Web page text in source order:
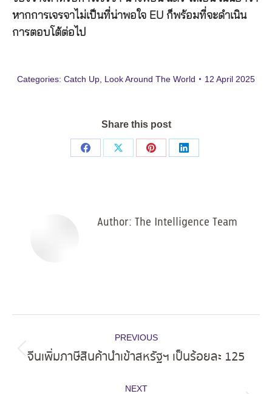
หากการเจรจาไม่เป็นที่น่าพอใจ EU ก็พร้อมที่จะดำเนิน
การตอบโต้ต่อไป
Categories: Catch Up Look Around The World 12 April 2025
Share this post
Share
Share
Share
Share
Author: The Intelligence Team
navigation
PREVIOUS
Previous
จีนเพิ่มภาษีสินค้านำเข้าสหรัฐฯ เป็นร้อยละ 125
NEXT